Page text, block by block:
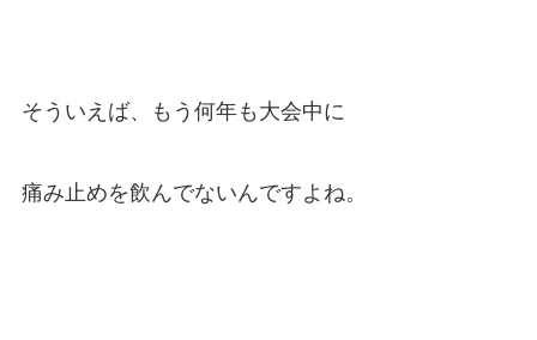
そういえば、もう何年も大会中に
痛み止めを飲んでないんですよね。